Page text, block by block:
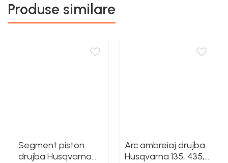
Produse similare
Segment piston
drujba Husqvarna
Arc ambreiaj drujba
Husqvarna 135, 435,